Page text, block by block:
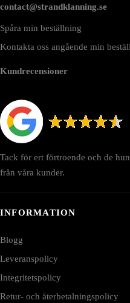
contact@strandklanning.se
Spåra min beställning
Kontakta oss angående min
Kundrecensioner
Tack för ert förtroende och de
från våra kunder.
INFORMATION
Blogg
Leveranspolicy
Integritetspolicy
Retur- och återbetalningspolicy